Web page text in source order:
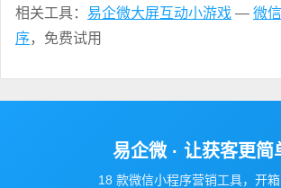
相关工具： 易企微大屏互动小游戏 — 微
序，免费试用
易企微 · 让获客更简
18 款微信小程序营销工具，开